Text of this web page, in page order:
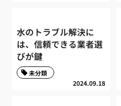
水のトラブル解決に
は、信頼できる業者選
びが鍵
2024.09.18
未分類